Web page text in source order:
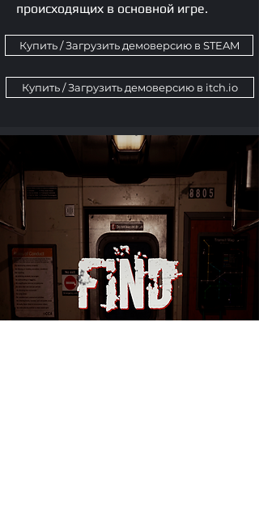
происходящих в основной игре.
Купить / Загрузить демоверсию в STEAM
Купить / Загрузить демоверсию в itch.io